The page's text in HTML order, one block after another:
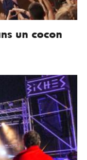
un cocon